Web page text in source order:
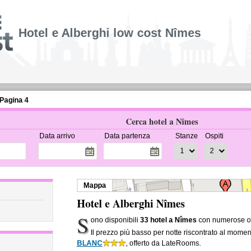
Hotel e Alberghi low cost Nîmes
Pagina 4
Cerca hotel a Nîmes
Data arrivo Data partenza Stanze Ospiti
Mappa
Hotel e Alberghi Nîmes
S ono disponibili33 hotel a Nîmes con numerose
Il prezzo più basso per notte riscontrato al
BLANC
, offerto da LateRooms.